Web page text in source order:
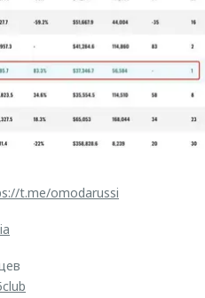
t.me/omodarussi